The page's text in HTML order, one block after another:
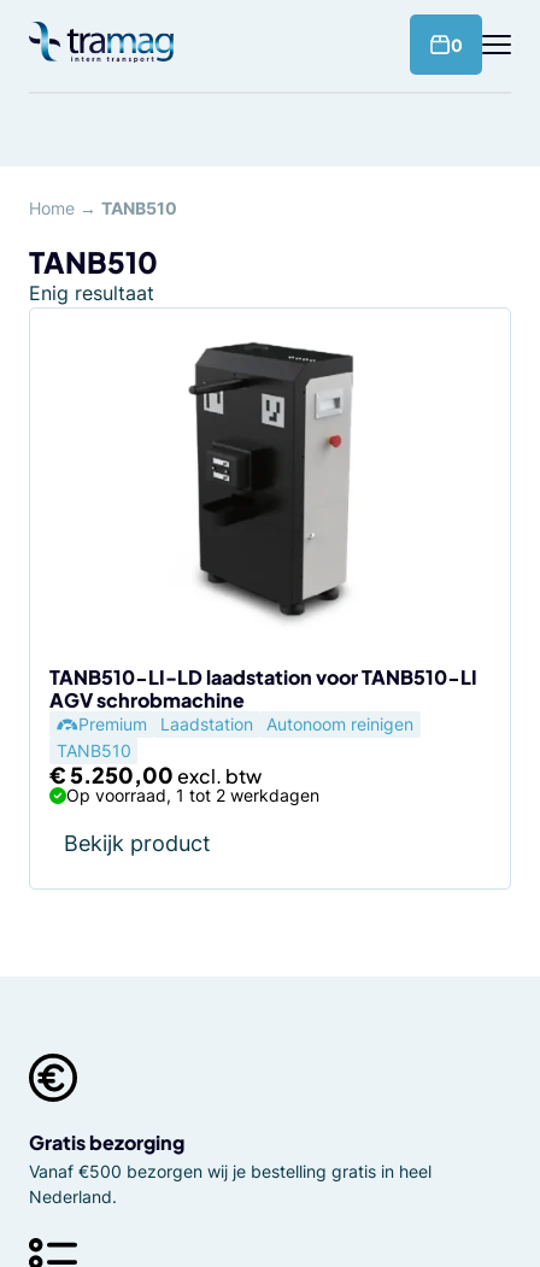
naar
0
Home → TANB510
TANB510
Enig resultaat
TANB510-LI-LD laadstation voor TANB510-LI
AGV schrobmachine
Premium Laadstation
Autonoom reinigen
TANB510
€5.250,00
Op voorraad, 1 tot 2 werkdagen
Bekijk product
Gratis bezorging
Vanaf €500 bezorgen wij je bestelling gratis in heel
Nederland.